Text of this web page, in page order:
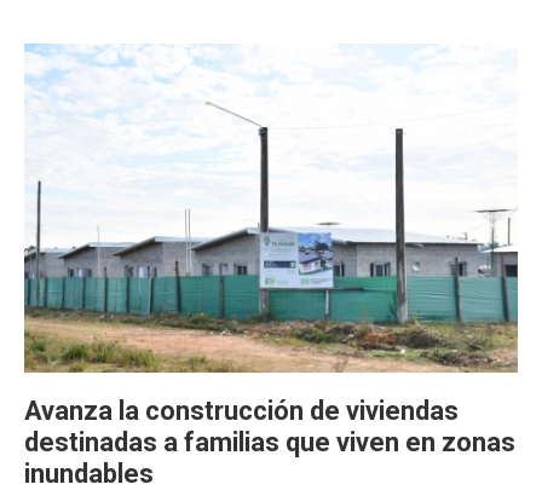
Avanza la construcción de viviendas
destinadas a familias que viven en zonas
inundables